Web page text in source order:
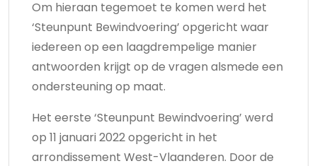
Om hieraan tegemoet te komen werd het
‘Steunpunt Bewindvoering’ opgericht waar
iedereen op een laagdrempelige manier
antwoorden krijgt op de vragen alsmede een
ondersteuning op maat.
Het eerste ‘Steunpunt Bewindvoering’ werd
op 11 januari 2022 opgericht in het
arrondissement West-Vlaanderen. Door de